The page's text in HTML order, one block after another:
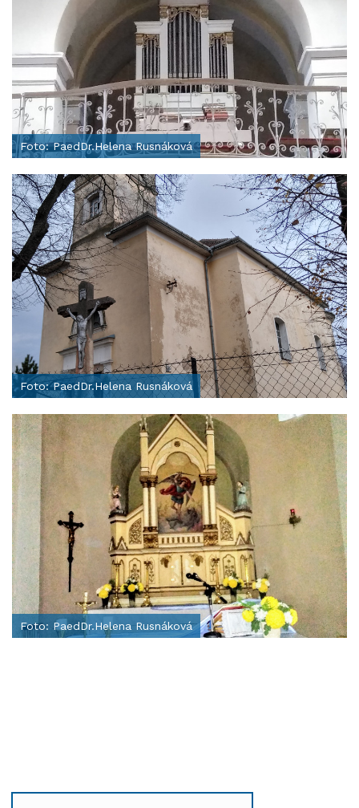
Foto: PaedDr.Helena Rusnáková
Foto: PaedDr.Helena Rusnáková
Foto: PaedDr.Helena Rusnáková